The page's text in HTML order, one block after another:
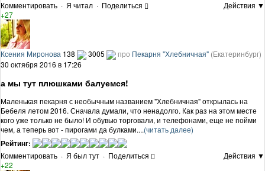
Комментировать · Я читал · Поделиться
Действия ▼
+27
Ксения Миронова 138 3005 про Пекарня "Хлебничная" (Екатеринбург)
30 октября 2016 в 17:26
а мы тут плюшками балуемся!
Маленькая пекарня с необычным названием "Хлебничная" открылась на
Бебеля летом 2016. Сначала думали, что ненадолго. Как раз на этом месте
кого уже только не было! И обувью торговали, и телефонами, еще не пойми
чем, а теперь вот - пирогами да булками....(читать далее)
Рейтинг:
Комментировать · Я был тут · Поделиться
Действия ▼
+22